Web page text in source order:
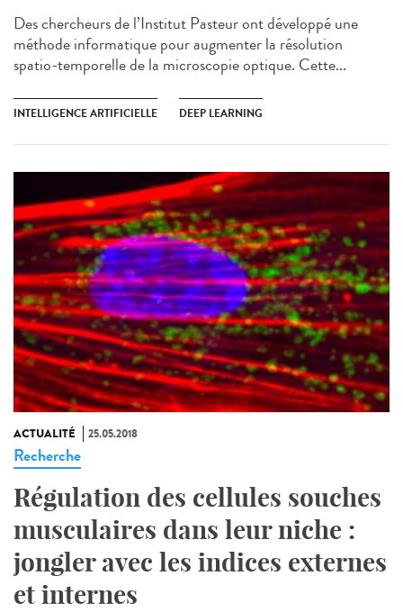
Des chercheurs de l’Institut Pasteur ont développé une
méthode informatique pour augmenter la résolution
spatio-temporelle de la microscopie optique. Cette...
INTELLIGENCE ARTIFICIELLE DEEP LEARNING
ACTUALITÉ 25.05.2018
Recherche
Régulation des cellules souches
musculaires dans leur niche :
jongler avec les indices externes
et internes